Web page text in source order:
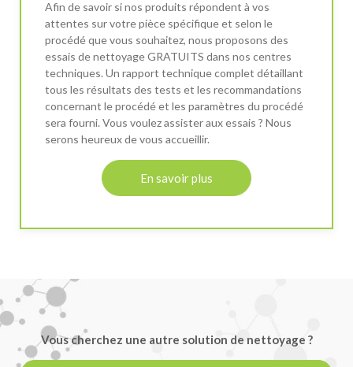
Afin de savoir si nos produits répondent à vos
attentes sur votre pièce spécifique et selon le
procédé que vous souhaitez, nous proposons des
essais de nettoyage GRATUITS dans nos centres
techniques. Un rapport technique complet détaillant
tous les résultats des tests et les recommandations
concernant le procédé et les paramètres du procédé
sera fourni. Vous voulez assister aux essais ? Nous
serons heureux de vous accueillir.
En savoir plus
Vous cherchez une autre solution de nettoyage ?